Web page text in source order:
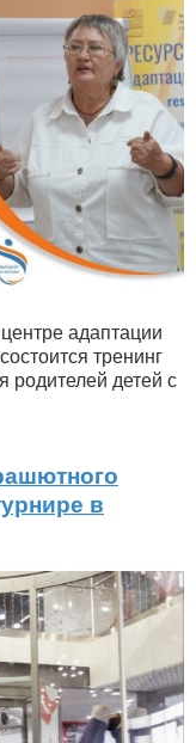
адаптации
тренинг
родителей детей с
в